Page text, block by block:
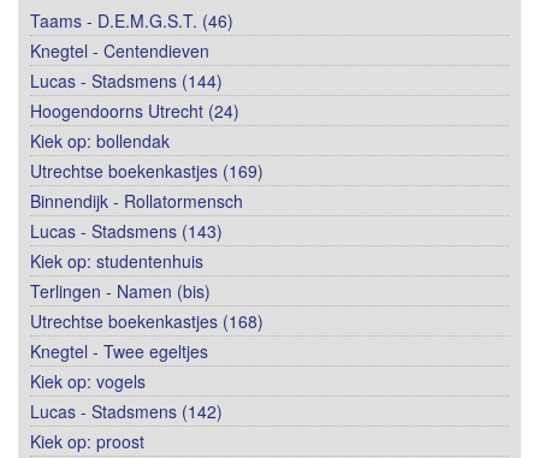
Taams - D.E.M.G.S.T. (46)
Knegtel - Centendieven
Lucas - Stadsmens (144)
Hoogendoorns Utrecht (24)
Kiek op: bollendak
Utrechtse boekenkastjes (169)
Binnendijk - Rollatormensch
Lucas - Stadsmens (143)
Kiek op: studentenhuis
Terlingen - Namen (bis)
Utrechtse boekenkastjes (168)
Knegtel - Twee egeltjes
Kiek op: vogels
Lucas - Stadsmens (142)
Kiek op: proost